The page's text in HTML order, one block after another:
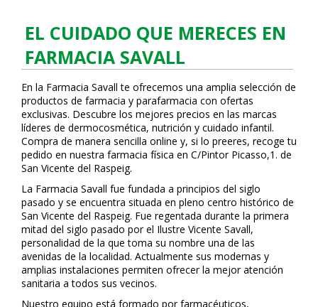
EL CUIDADO QUE MERECES EN
FARMACIA SAVALL
En la Farmacia Savall te ofrecemos una amplia selección de
productos de farmacia y parafarmacia con ofertas
exclusivas. Descubre los mejores precios en las marcas
líderes de dermocosmética, nutrición y cuidado infantil.
Compra de manera sencilla online y, si lo prefieres, recoge tu
pedido en nuestra farmacia física en C/Pintor Picasso,1. de
San Vicente del Raspeig.
La Farmacia Savall fue fundada a principios del siglo
pasado y se encuentra situada en pleno centro histórico de
San Vicente del Raspeig. Fue regentada durante la primera
mitad del siglo pasado por el Ilustre Vicente Savall,
personalidad de la que toma su nombre una de las
avenidas de la localidad. Actualmente sus modernas y
amplias instalaciones permiten ofrecer la mejor atención
sanitaria a todos sus vecinos.
Nuestro equipo está formado por farmacéuticos,